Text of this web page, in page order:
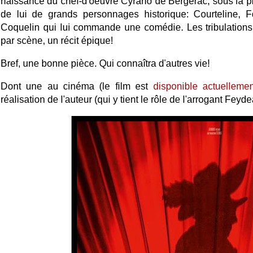
de lui de grands personnages historique: Courteline,
Coquelin qui lui commande une comédie. Les
par scène, un récit épique!
Bref, une bonne pièce. Qui connaîtra d'autres vie!
Dont une au cinéma (le film est disponible
réalisation de l'auteur (qui y tient le rôle de l'arrogant